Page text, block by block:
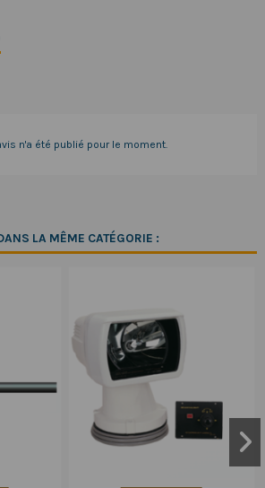
n'a été publié pour le moment.
LA MÊME CATÉGORIE :